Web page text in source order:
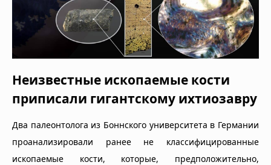
Неизвестные ископаемые кости
приписали гигантскому ихтиозавру
Два палеонтолога из Боннского университета в Германии
проанализировали ранее не классифицированные
ископаемые кости, которые, предположительно,